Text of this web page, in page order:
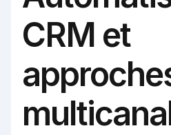
CRM et